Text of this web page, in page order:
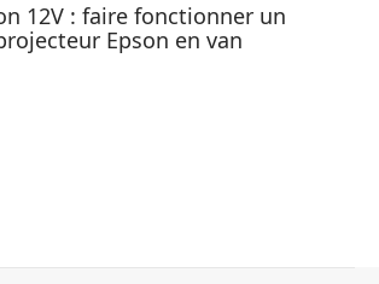
12V : faire fonctionner un
Epson en van